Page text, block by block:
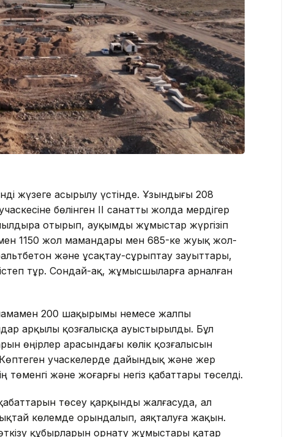
жүзеге асырылу үстінде. Ұзындығы 208
бөлінген II санатты жолда мердігер
отырып, ауқымды жұмыстар жүргізіп
1150 жол мамандары мен 685-ке жуық жол-
және ұсақтау-сұрыптау зауыттары,
тұр. Сондай-ақ, жұмысшыларға арналған
200 шақырымы немесе жалпы
арқылы қозғалысқа ауыстырылды. Бұл
өңірлер арасындағы көлік қозғалысын
Көптеген учаскелерде дайындық және жер
және жоғарғы негіз қабаттары төселді.
төсеу қарқынды жалғасуда, ал
көлемде орындалып, аяқталуға жақын.
құбырларын орнату жұмыстары қатар